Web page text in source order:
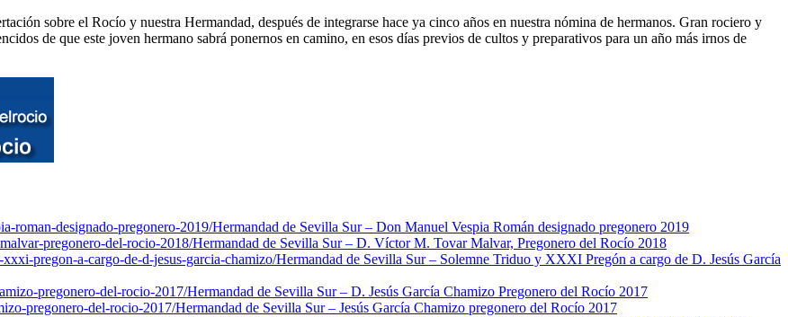
sobre el Rocío y nuestra Hermandad, después de integrarse hace ya cinco años en nuestra nómina de hermanos. Gran rociero y
de que este joven hermano sabrá ponernos en camino, en esos días previos de cultos y preparativos para un año más irnos de
roman-designado-pregonero-2019/Hermandad de Sevilla Sur – Don Manuel Vespia Román designado pregonero 2019
pregonero-del-rocio-2018/Hermandad de Sevilla Sur – D. Víctor M. Tovar Malvar, Pregonero del Rocío 2018
pregon-a-cargo-de-d-jesus-garcia-chamizo/Hermandad de Sevilla Sur – Solemne Triduo y XXXI Pregón a cargo de D. Jesús García
pregonero-del-rocio-2017/Hermandad de Sevilla Sur – D. Jesús García Chamizo Pregonero del Rocío 2017
pregonero-del-rocio-2017/Hermandad de Sevilla Sur – Jesús García Chamizo pregonero del Rocío 2017